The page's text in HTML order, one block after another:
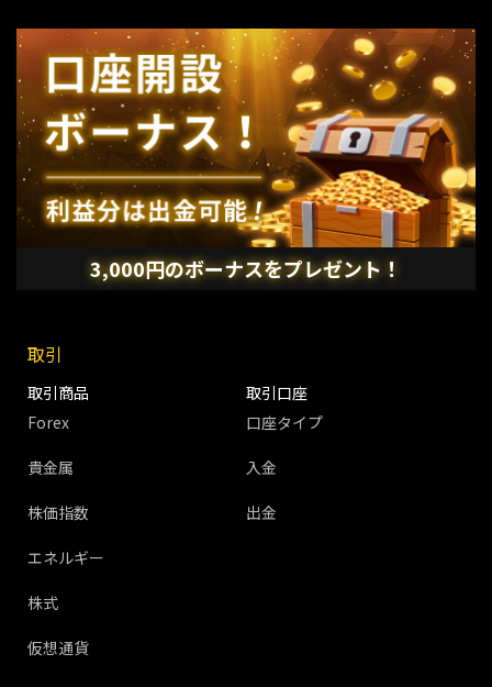
3,000円のボーナスをプレゼント！
取引
取引商品
Forex
貴金属
株価指数
エネルギー
株式
仮想通貨
取引口座
口座タイプ
入金
出金